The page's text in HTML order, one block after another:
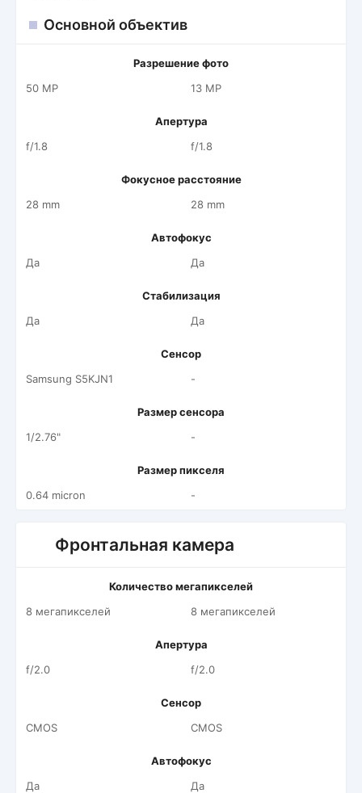
Основной объектив
Разрешение фото
50 MP
13 MP
Апертура
f/1.8
f/1.8
Фокусное расстояние
28 mm
28 mm
Автофокус
Да
Да
Стабилизация
Да
Да
Сенсор
Samsung S5KJN1
-
Размер сенсора
1/2.76"
-
Размер пикселя
0.64 micron
-
Фронтальная камера
Количество мегапикселей
8 мегапикселей
8 мегапикселей
Апертура
f/2.0
f/2.0
Сенсор
CMOS
CMOS
Автофокус
Да
Да